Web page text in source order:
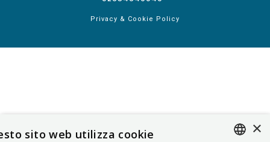
Privacy & Cookie Policy
×
sito web utilizza cookie